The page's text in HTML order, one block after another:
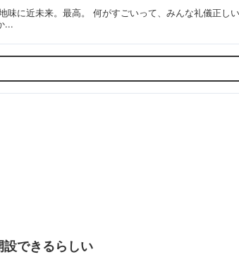
に近未来。最高。 何がすごいって、みんな礼儀正し
...
設できるらしい